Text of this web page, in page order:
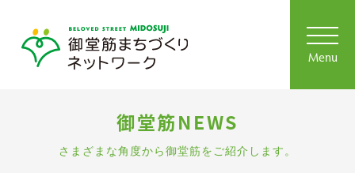
Menu
御堂筋NEWS
さまざまな角度から御堂筋をご紹介します。